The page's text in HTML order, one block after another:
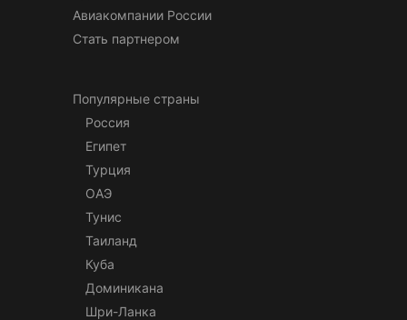
Авиакомпании России
Стать партнером
Популярные страны
Россия
Египет
Турция
ОАЭ
Тунис
Таиланд
Куба
Доминикана
Шри-Ланка